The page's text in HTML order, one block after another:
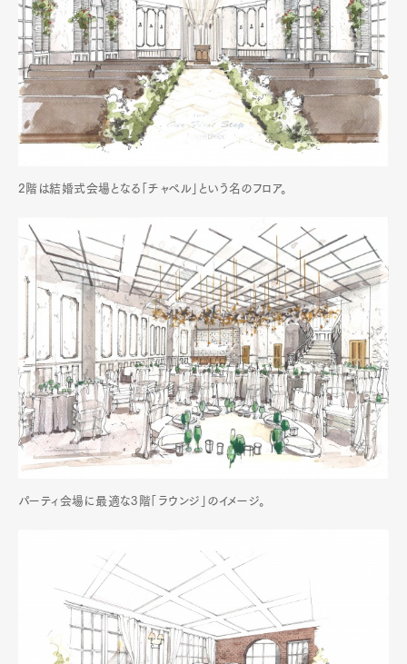
2階は結婚式会場となる「チャペル」という名のフロア。
パーティ会場に最適な3階「ラウンジ」のイメージ。